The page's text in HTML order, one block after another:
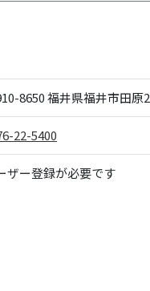
8650福井県福井市田原
22-5400
ザー登録が必要です